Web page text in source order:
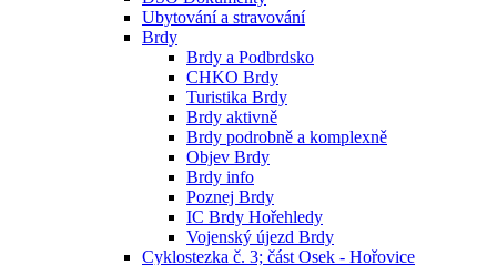
Ubytování a stravování
Brdy
Brdy a Podbrdsko
CHKO Brdy
Turistika Brdy
Brdy aktivně
Brdy podrobně a komplexně
Objev Brdy
Brdy info
Poznej Brdy
IC Brdy Hořehledy
Vojenský újezd Brdy
Cyklostezka č. 3; část Osek - Hořovice